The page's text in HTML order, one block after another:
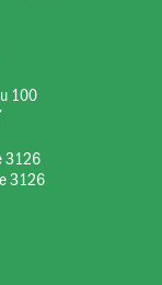
100
3126
3126